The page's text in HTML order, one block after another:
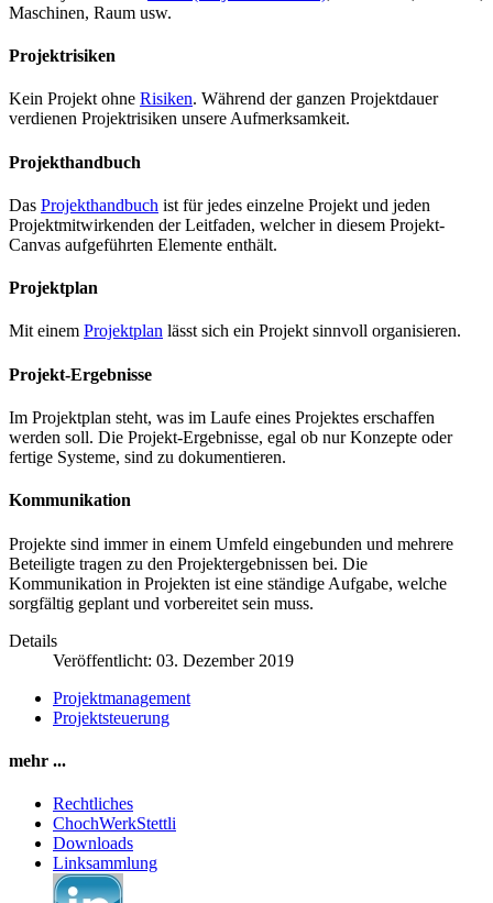
Maschinen, Raum usw.
Projektrisiken
Kein Projekt ohne Risiken. Während der ganzen Projektdauer
verdienen Projektrisiken unsere Aufmerksamkeit.
Projekthandbuch
Das Projekthandbuch ist für jedes einzelne Projekt und jeden
Projektmitwirkenden der Leitfaden, welcher in diesem Projekt-
Canvas aufgeführten Elemente enthält.
Projektplan
Mit einem Projektplan lässt sich ein Projekt sinnvoll organisieren.
Projekt-Ergebnisse
Im Projektplan steht, was im Laufe eines Projektes erschaffen
werden soll. Die Projekt-Ergebnisse, egal ob nur Konzepte oder
fertige Systeme, sind zu dokumentieren.
Kommunikation
Projekte sind immer in einem Umfeld eingebunden und mehrere
Beteiligte tragen zu den Projektergebnissen bei. Die
Kommunikation in Projekten ist eine ständige Aufgabe, welche
sorgfältig geplant und vorbereitet sein muss.
Details
Veröffentlicht: 03. Dezember 2019
Projektmanagement
Projektsteuerung
mehr ...
Rechtliches
ChochWerkStettli
Downloads
Linksammlung